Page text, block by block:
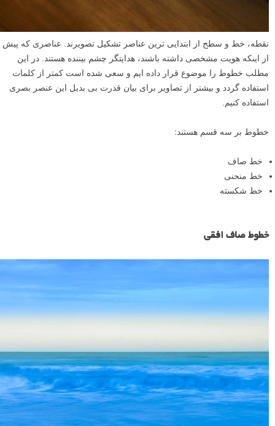
نقطه، خط و سطح از ابتدایی ترین عناصر تشکیل تصویرند. عناصری که پیش
از اینکه هویت مشخصی داشته باشند، هدایتگر چشم بیننده هستند. در این
مطلب خطوط را موضوع قرار داده ایم و سعی شده است کمتر از کلمات
استفاده گردد و بیشتر از تصاویر برای بیان قدرت بی بدیل این عنصر بصری
استفاده کنیم.
خطوط بر سه قسم هستند:
خط صاف
خط منحنی
خط شکسته
خطوط صاف افقی